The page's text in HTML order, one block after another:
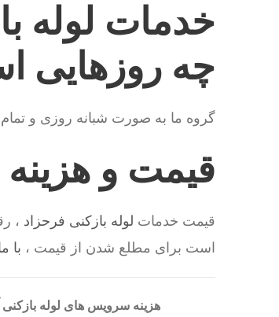
خدمات لوله
چه روزهایی
گروه ما به صورت شبانه روزی و
قیمت و هزینه
قیمت خدمات لوله بازکنی فرحزاد ،
است برای مطلع شدن از قیمت ، با
هزینه سرویس های لوله